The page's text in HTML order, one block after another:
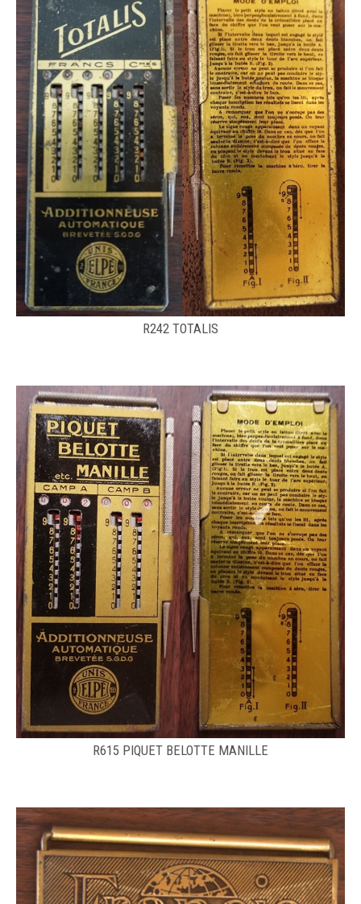
R242 TOTALIS
R615 PIQUET BELOTTE MANILLE